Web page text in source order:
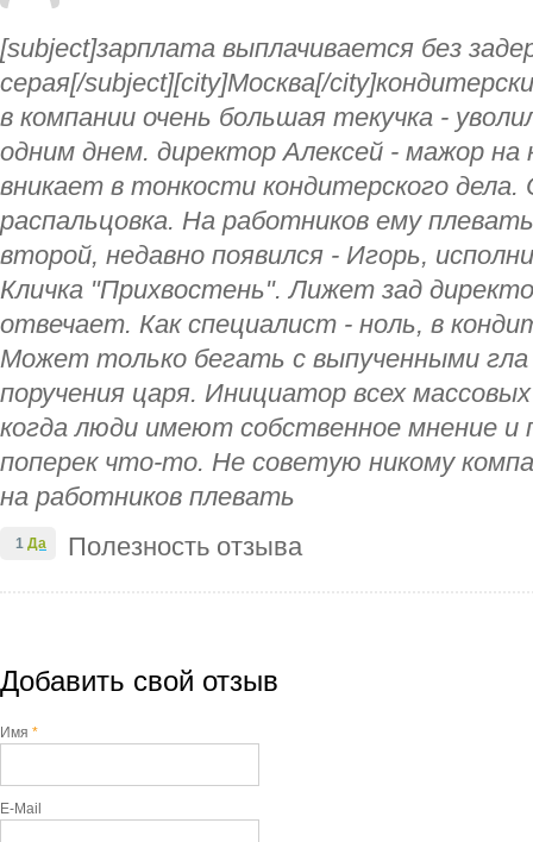
[subject]зарплата выплачивается без
серая[/subject][city]Москва[/
в компании очень большая текучка -
одним днем. директор Алексей - мажор
вникает в тонкости кондитерского
распальцовка. На работников ему
второй, недавно появился - Игорь,
Кличка "Прихвостень". Лижет зад
отвечает. Как специалист - ноль, в
Может только бегать с выпученными
поручения царя. Инициатор всех
когда люди имеют собственное мнение
поперек что-то. Не советую никому
на работников плевать
Полезность отзыва
1 Да
Добавить свой отзыв
Имя *
E-Mail